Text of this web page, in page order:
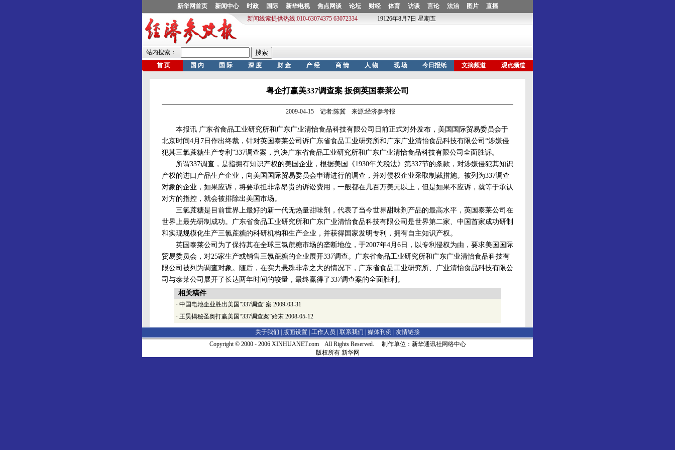
粤企打赢美337调查案 扳倒英国泰莱公司
2009-04-15 记者:陈冀 来源:经济参考报
本报讯 广东省食品工业研究所和广东广业清怡食品科技有限公司日前正式对外发布，美国国际贸易委员会于
北京时间4月7日作出终裁，针对英国泰莱公司诉广东省食品工业研究所和广东广业清怡食品科技有限公司“涉嫌侵
犯其三氯蔗糖生产专利”337调查案，判决广东省食品工业研究所和广东广业清怡食品科技有限公司全面胜诉。
所谓337调查，是指拥有知识产权的美国企业，根据美国《1930年关税法》第337节的条款，对涉嫌侵犯其知识
产权的进口产品生产企业，向美国国际贸易委员会申请进行的调查，并对侵权企业采取制裁措施。被列为337调查
对象的企业，如果应诉，将要承担非常昂贵的诉讼费用，一般都在几百万美元以上，但是如果不应诉，就等于承认
对方的指控，就会被排除出美国市场。
三氯蔗糖是目前世界上最好的新一代无热量甜味剂，代表了当今世界甜味剂产品的最高水平，英国泰莱公司在
世界上最先研制成功。广东省食品工业研究所和广东广业清怡食品科技有限公司是世界第二家、中国首家成功研制
和实现规模化生产三氯蔗糖的科研机构和生产企业，并获得国家发明专利，拥有自主知识产权。
英国泰莱公司为了保持其在全球三氯蔗糖市场的垄断地位，于2007年4月6日，以专利侵权为由，要求美国国际
贸易委员会，对25家生产或销售三氯蔗糖的企业展开337调查。广东省食品工业研究所和广东广业清怡食品科技有
限公司被列为调查对象。随后，在实力悬殊非常之大的情况下，广东省食品工业研究所、广业清怡食品科技有限公
司与泰莱公司展开了长达两年时间的较量，最终赢得了337调查案的全面胜利。
相关稿件
· 中国电池企业胜出美国"337调查"案 2009-03-31
· 王昊揭秘圣奥打赢美国“337调查案”始末 2008-05-12
关于我们 | 版面设置 工作人员 联系我们 媒体刊例
友情链接
Copyright © 2000 - 2006 XINHUANET.com All Rights Reserved. 制作单位：新华通讯社网络中心
版权所有 新华网